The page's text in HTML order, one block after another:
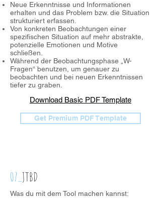
Neue Erkenntnisse und Informationen
erhalten und das Problem bzw. die Situation
strukturiert erfassen.
Von konkreten Beobachtungen einer
spezifischen Situation auf mehr abstrakte,
potenzielle Emotionen und Motive
schließen.
Während der Beobachtungsphase „W-
Fragen“ benutzen, um genauer zu
beobachten und bei neuen Erkenntnissen
tiefer zu graben.
Download Basic PDF Template
Get Premium PDF Template
07_ JTBD
Was du mit dem Tool machen kannst: